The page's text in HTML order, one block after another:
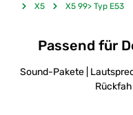
X5
X5 99> Typ E53
Passend für
Sound-Pakete |